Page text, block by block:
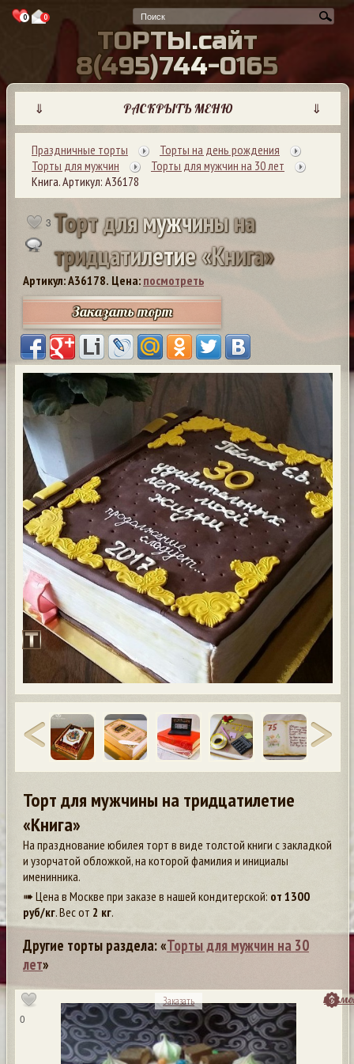
0 0
ТОРТЫ.сайт
8(495)744-0165
⇓ РАСКРЫТЬ МЕНЮ ⇓
Праздничные торты
Торты на день рождения
Торты для мужчин
Торты для мужчин на 30 лет
Книга. Артикул: А36178
3 Тортдлямужчинына
тридцатилетие«Книга»
Артикул: A36178. Цена: посмотреть
Заказать торт
Торт для мужчины на тридцатилетие
«Книга»
На празднование юбилея торт в виде толстой книги с закладкой
и узорчатой обложкой, на которой фамилия и инициалы
именинника.
➠ Цена в Москве при заказе в нашей кондитерской: от 1300
руб/кг. Вес от 2 кг.
Другие торты раздела: «Торты для мужчин на 30
лет»
0
Заказать